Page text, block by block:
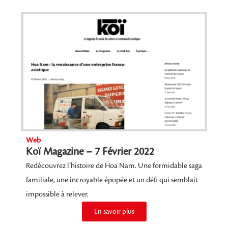
Web
Koï Magazine – 7 Février 2022
Redécouvrez l’histoire de Hoa Nam. Une formidable saga
familiale, une incroyable épopée et un défi qui semblait
impossible à relever.
En savoir plus